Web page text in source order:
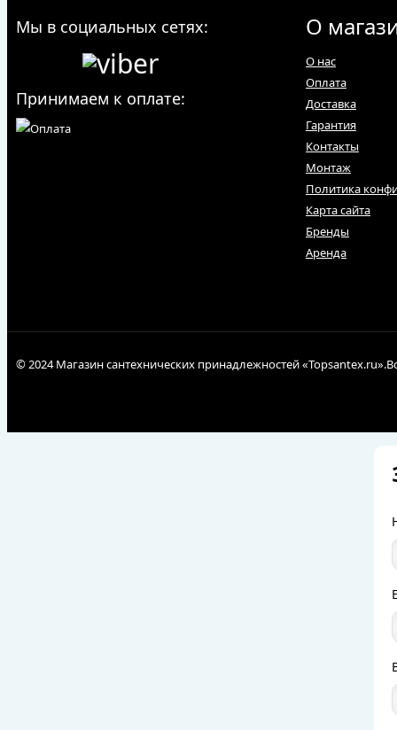
Мы в социальных сетях:
Принимаем к оплате:
О
О нас
Оплата
Доставка
Гарантия
Контакты
Монтаж
Политика
Карта сайта
Бренды
Аренда
© 2024 Магазин сантехнических принадлежностей